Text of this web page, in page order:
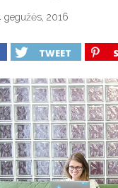
gegužės, 2016
TWEET